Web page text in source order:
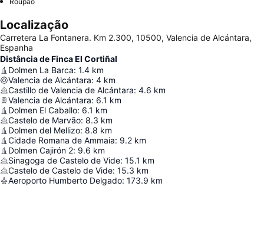
Localização
Carretera La Fontanera. Km 2.300, 10500, Valencia de Alcántara,
Espanha
Distância de Finca El Cortiñal
Dolmen La Barca: 1.4 km
Valencia de Alcántara: 4 km
Castillo de Valencia de Alcántara: 4.6 km
Valencia de Alcántara: 6.1 km
Dolmen El Caballo: 6.1 km
Castelo de Marvão: 8.3 km
Dolmen del Mellizo: 8.8 km
Cidade Romana de Ammaia: 9.2 km
Dolmen Cajirón 2: 9.6 km
Sinagoga de Castelo de Vide: 15.1 km
Castelo de Castelo de Vide: 15.3 km
Aeroporto Humberto Delgado: 173.9 km